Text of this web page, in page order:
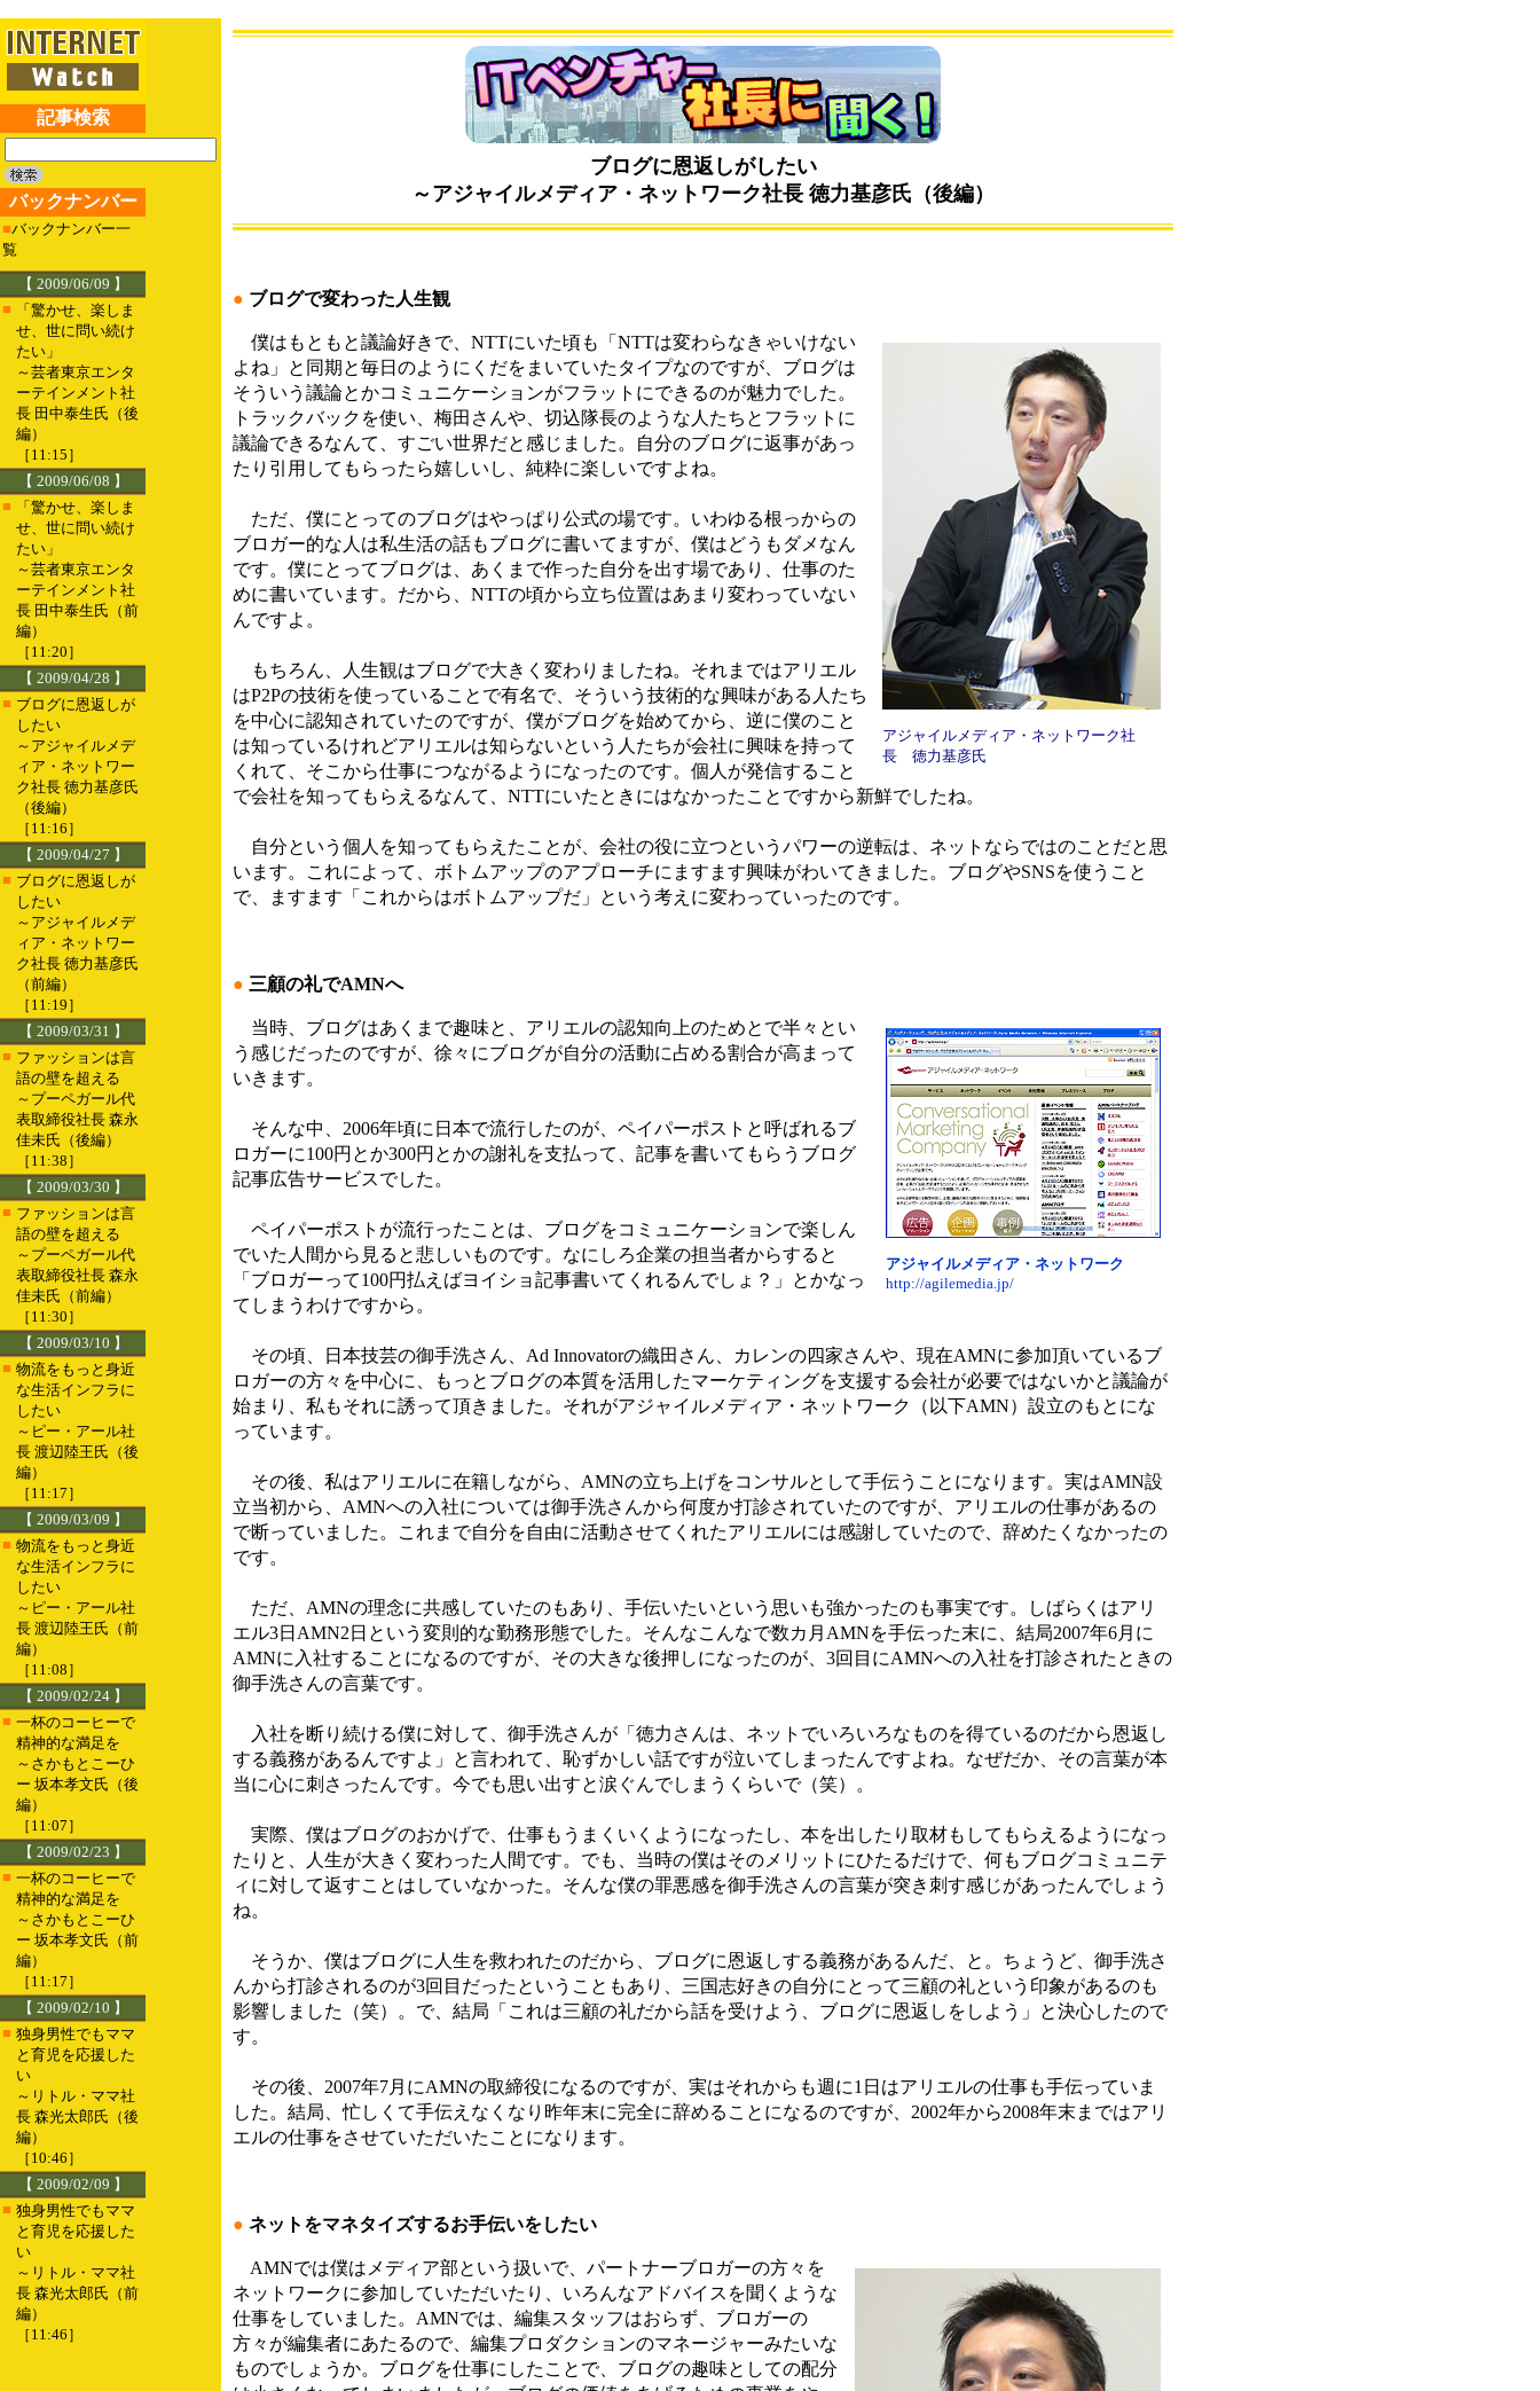
記事検索
バックナンバー
■バックナンバー一
覧
【 2009/06/09 】
■
「驚かせ、楽しま
せ、世に問い続け
たい」
～芸者東京エンタ
ーテインメント社
長 田中泰生氏（後
編）
［11:15］
【 2009/06/08 】
■
「驚かせ、楽しま
せ、世に問い続け
たい」
～芸者東京エンタ
ーテインメント社
長 田中泰生氏（前
編）
［11:20］
【 2009/04/28 】
■ ブログに恩返しが
したい
～アジャイルメデ
ィア・ネットワー
ク社長 徳力基彦氏
（後編）
［11:16］
【 2009/04/27 】
■ ブログに恩返しが
したい
～アジャイルメデ
ィア・ネットワー
ク社長 徳力基彦氏
（前編）
［11:19］
【 2009/03/31 】
■ ファッションは言
語の壁を超える
～プーペガール代
表取締役社長 森永
佳未氏（後編）
［11:38］
【 2009/03/30 】
■ ファッションは言
語の壁を超える
～プーペガール代
表取締役社長 森永
佳未氏（前編）
［11:30］
【 2009/03/10 】
■ 物流をもっと身近
な生活インフラに
したい
～ピー・アール社
長 渡辺陸王氏（後
編）
［11:17］
【 2009/03/09 】
■ 物流をもっと身近
な生活インフラに
したい
～ピー・アール社
長 渡辺陸王氏（前
編）
［11:08］
【 2009/02/24 】
■ 一杯のコーヒーで
精神的な満足を
～さかもとこーひ
ー 坂本孝文氏（後
編）
［11:07］
【 2009/02/23 】
■ 一杯のコーヒーで
精神的な満足を
～さかもとこーひ
ー 坂本孝文氏（前
編）
［11:17］
【 2009/02/10 】
■ 独身男性でもママ
と育児を応援した
い
～リトル・ママ社
長 森光太郎氏（後
編）
［10:46］
【 2009/02/09 】
■ 独身男性でもママ
と育児を応援した
い
～リトル・ママ社
長 森光太郎氏（前
編）
［11:46］
ブログに恩返しがしたい
～アジャイルメディア・ネットワーク社長 徳力基彦氏（後編）
● ブログで変わった人生観
アジャイルメディア・ネットワーク社
長 徳力基彦氏
僕はもともと議論好きで、NTTにいた頃も「NTTは変わらなきゃいけない
よね」と同期と毎日のようにくだをまいていたタイプなのですが、ブログは
そういう議論とかコミュニケーションがフラットにできるのが魅力でした。
トラックバックを使い、梅田さんや、切込隊長のような人たちとフラットに
議論できるなんて、すごい世界だと感じました。自分のブログに返事があっ
たり引用してもらったら嬉しいし、純粋に楽しいですよね。
ただ、僕にとってのブログはやっぱり公式の場です。いわゆる根っからの
ブロガー的な人は私生活の話もブログに書いてますが、僕はどうもダメなん
です。僕にとってブログは、あくまで作った自分を出す場であり、仕事のた
めに書いています。だから、NTTの頃から立ち位置はあまり変わっていない
んですよ。
もちろん、人生観はブログで大きく変わりましたね。それまではアリエル
はP2Pの技術を使っていることで有名で、そういう技術的な興味がある人たち
を中心に認知されていたのですが、僕がブログを始めてから、逆に僕のこと
は知っているけれどアリエルは知らないという人たちが会社に興味を持って
くれて、そこから仕事につながるようになったのです。個人が発信すること
で会社を知ってもらえるなんて、NTTにいたときにはなかったことですから新鮮でしたね。
自分という個人を知ってもらえたことが、会社の役に立つというパワーの逆転は、ネットならではのことだと思
います。これによって、ボトムアップのアプローチにますます興味がわいてきました。ブログやSNSを使うこと
で、ますます「これからはボトムアップだ」という考えに変わっていったのです。
● 三顧の礼でAMNへ
アジャイルメディア・ネットワーク
http://agilemedia.jp/
当時、ブログはあくまで趣味と、アリエルの認知向上のためとで半々とい
う感じだったのですが、徐々にブログが自分の活動に占める割合が高まって
いきます。
そんな中、2006年頃に日本で流行したのが、ペイパーポストと呼ばれるブ
ロガーに100円とか300円とかの謝礼を支払って、記事を書いてもらうブログ
記事広告サービスでした。
ペイパーポストが流行ったことは、ブログをコミュニケーションで楽しん
でいた人間から見ると悲しいものです。なにしろ企業の担当者からすると
「ブロガーって100円払えばヨイショ記事書いてくれるんでしょ？」とかなっ
てしまうわけですから。
その頃、日本技芸の御手洗さん、Ad Innovatorの織田さん、カレンの四家さんや、現在AMNに参加頂いているブ
ロガーの方々を中心に、もっとブログの本質を活用したマーケティングを支援する会社が必要ではないかと議論が
始まり、私もそれに誘って頂きました。それがアジャイルメディア・ネットワーク（以下AMN）設立のもとにな
っています。
その後、私はアリエルに在籍しながら、AMNの立ち上げをコンサルとして手伝うことになります。実はAMN設
立当初から、AMNへの入社については御手洗さんから何度か打診されていたのですが、アリエルの仕事があるの
で断っていました。これまで自分を自由に活動させてくれたアリエルには感謝していたので、辞めたくなかったの
です。
ただ、AMNの理念に共感していたのもあり、手伝いたいという思いも強かったのも事実です。しばらくはアリ
エル3日AMN2日という変則的な勤務形態でした。そんなこんなで数カ月AMNを手伝った末に、結局2007年6月に
AMNに入社することになるのですが、その大きな後押しになったのが、3回目にAMNへの入社を打診されたときの
御手洗さんの言葉です。
入社を断り続ける僕に対して、御手洗さんが「徳力さんは、ネットでいろいろなものを得ているのだから恩返し
する義務があるんですよ」と言われて、恥ずかしい話ですが泣いてしまったんですよね。なぜだか、その言葉が本
当に心に刺さったんです。今でも思い出すと涙ぐんでしまうくらいで（笑）。
実際、僕はブログのおかげで、仕事もうまくいくようになったし、本を出したり取材もしてもらえるようになっ
たりと、人生が大きく変わった人間です。でも、当時の僕はそのメリットにひたるだけで、何もブログコミュニテ
ィに対して返すことはしていなかった。そんな僕の罪悪感を御手洗さんの言葉が突き刺す感じがあったんでしょう
ね。
そうか、僕はブログに人生を救われたのだから、ブログに恩返しする義務があるんだ、と。ちょうど、御手洗さ
んから打診されるのが3回目だったということもあり、三国志好きの自分にとって三顧の礼という印象があるのも
影響しました（笑）。で、結局「これは三顧の礼だから話を受けよう、ブログに恩返しをしよう」と決心したので
す。
その後、2007年7月にAMNの取締役になるのですが、実はそれからも週に1日はアリエルの仕事も手伝っていま
した。結局、忙しくて手伝えなくなり昨年末に完全に辞めることになるのですが、2002年から2008年末まではアリ
エルの仕事をさせていただいたことになります。
● ネットをマネタイズするお手伝いをしたい
AMNでは僕はメディア部という扱いで、パートナーブロガーの方々を
ネットワークに参加していただいたり、いろんなアドバイスを聞くような
仕事をしていました。AMNでは、編集スタッフはおらず、ブロガーの
方々が編集者にあたるので、編集プロダクションのマネージャーみたいな
ものでしょうか。ブログを仕事にしたことで、ブログの趣味としての配分